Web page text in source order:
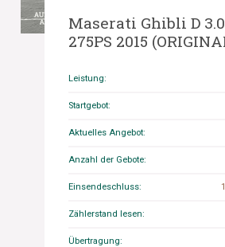
Maserati Ghibli D
275PS 2015
Leistung:
Startgebot:
Aktuelles Angebot:
Anzahl der Gebote:
Einsendeschluss:
Zählerstand lesen:
Übertragung: